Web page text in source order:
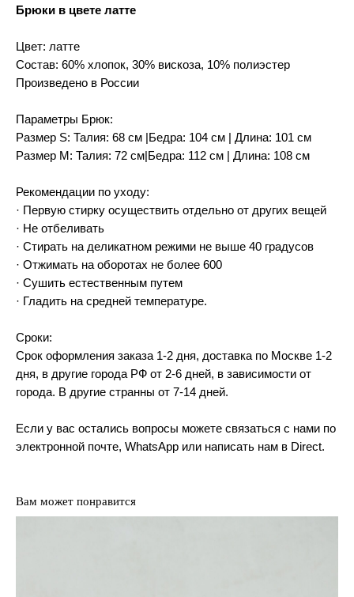
Брюки в цвете латте
Цвет: латте
Состав: 60% хлопок, 30% вискоза, 10% полиэстер
Произведено в России
Параметры Брюк:
Размер S: Талия: 68 см |Бедра: 104 см | Длина: 101 см
Размер М: Талия: 72 см|Бедра: 112 см | Длина: 108 см
Рекомендации по уходу:
· Первую стирку осуществить отдельно от других вещей
· Не отбеливать
· Стирать на деликатном режими не выше 40 градусов
· Отжимать на оборотах не более 600
· Сушить естественным путем
· Гладить на средней температуре.
Сроки:
Срок оформления заказа 1-2 дня, доставка по Москве 1-2
дня, в другие города РФ от 2-6 дней, в зависимости от
города. В другие странны от 7-14 дней.
Если у вас остались вопросы можете связаться с нами по
электронной почте, WhatsApp или написать нам в Direct.
Вам может понравится